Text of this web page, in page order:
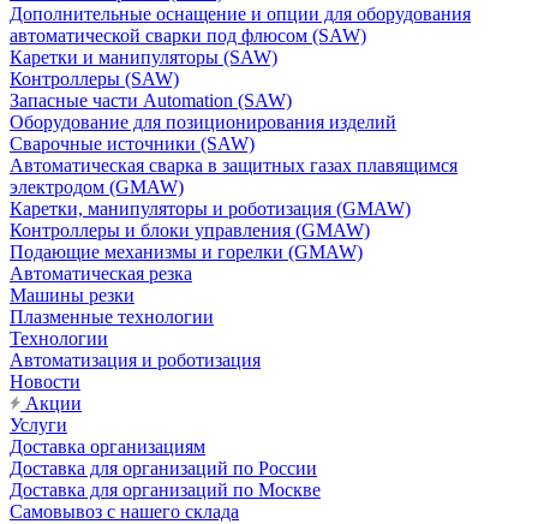
Дополнительные оснащение и опции для оборудования
автоматической сварки под флюсом (SAW)
Каретки и манипуляторы (SAW)
Контроллеры (SAW)
Запасные части Automation (SAW)
Оборудование для позиционирования изделий
Сварочные источники (SAW)
Автоматическая сварка в защитных газах плавящимся
электродом (GMAW)
Каретки, манипуляторы и роботизация (GMAW)
Контроллеры и блоки управления (GMAW)
Подающие механизмы и горелки (GMAW)
Автоматическая резка
Машины резки
Плазменные технологии
Технологии
Автоматизация и роботизация
Новости
Акции
Услуги
Доставка организациям
Доставка для организаций по России
Доставка для организаций по Москве
Самовывоз с нашего склада